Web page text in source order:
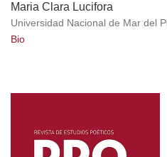
Maria Clara Lucifora
Universidad Nacional de Mar del
Bio